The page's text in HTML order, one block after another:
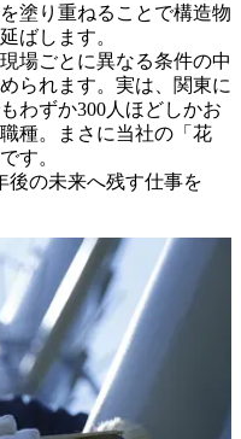
塗り重ねることで構造物
ばします。
場ごとに異なる条件の中
られます。実は、関東に
わずか300人ほどしかお
種。まさに当社の「花
す。
後の未来へ残す仕事を